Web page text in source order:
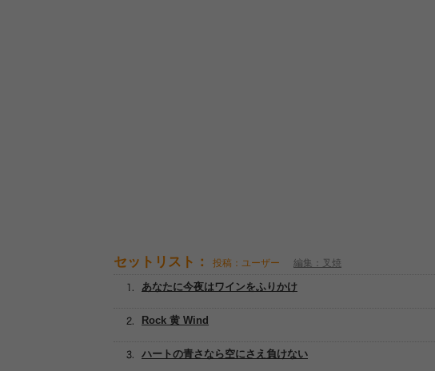
セットリスト： 投稿：ユーザー 編集：叉焼
Rock 黄 Wind
ハートの青さなら空にさえ負けない
あなたに今夜はワインをふりかけ